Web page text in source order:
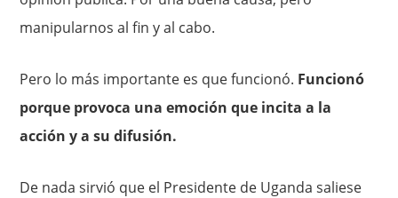
manipularnos al fin y al cabo.
Pero lo más importante es que funcionó. Funcionó
porque provoca una emoción que incita a la
acción y a su difusión.
De nada sirvió que el Presidente de Uganda saliese